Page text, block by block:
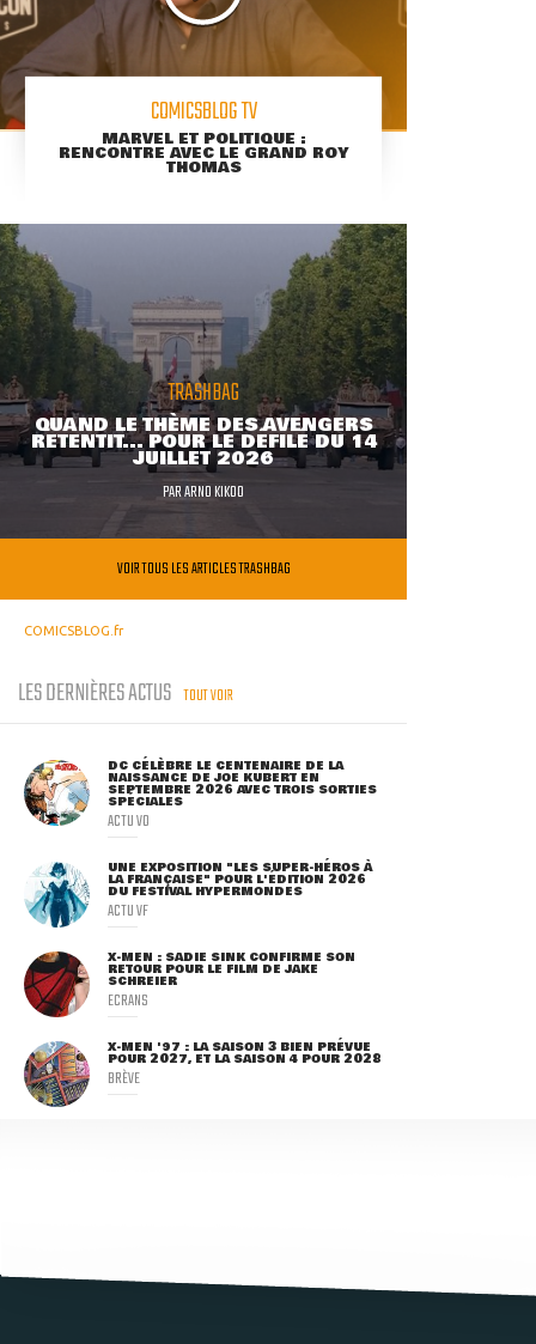
COMICSBLOG TV
MARVEL ET POLITIQUE :
RENCONTRE AVEC LE GRAND ROY
THOMAS
TRASHBAG
QUAND LE THÈME DES AVENGERS
RETENTIT... POUR LE DÉFILÉ DU 14
JUILLET 2026
PARARNO KIKOO
VOIR TOUS LES ARTICLES TRASHBAG
COMICSBLOG.fr
LES DERNIÈRES ACTUS TOUT VOIR
DC CÉLÈBRE LE CENTENAIRE DE LA
NAISSANCE DE JOE KUBERT EN
SEPTEMBRE 2026 AVEC TROIS SORTIES
SPÉCIALES
ACTU VO
UNE EXPOSITION "LES SUPER-HÉROS À
LA FRANÇAISE" POUR L'ÉDITION 2026
DU FESTIVAL HYPERMONDES
ACTU VF
X-MEN : SADIE SINK CONFIRME SON
RETOUR POUR LE FILM DE JAKE
SCHREIER
ECRANS
X-MEN '97 : LA SAISON 3 BIEN PRÉVUE
POUR 2027, ET LA SAISON 4 POUR 2028
BRÈVE